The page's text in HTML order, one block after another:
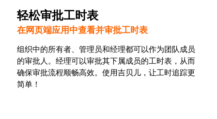
轻松审批工时表
在网页端应用中查看并审批工时表
组织中的所有者、管理员和经理都可以作为团队成员
的审批人。经理可以审批其下属成员的工时表，从而
确保审批流程顺畅高效。使用吉贝儿，让工时追踪更
简单！